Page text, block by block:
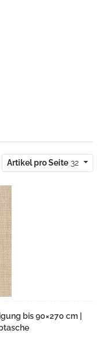
Artikel pro Seite 32
bis 90×270 cm |